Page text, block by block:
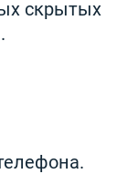
скрытых